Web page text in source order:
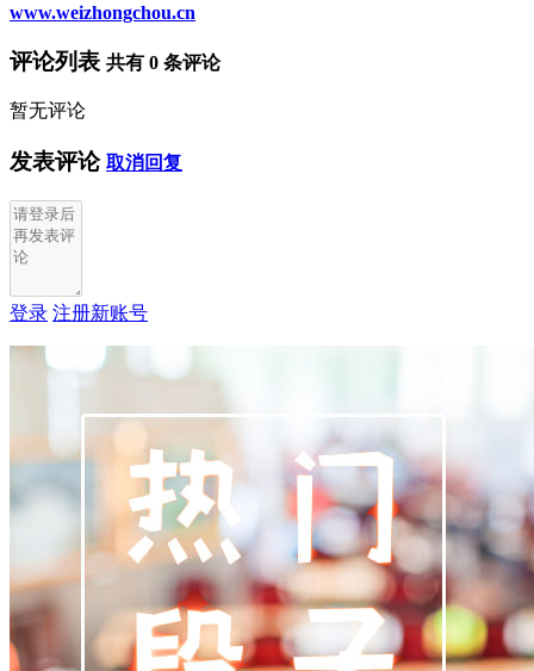
www.weizhongchou.cn
评论列表 共有 0 条评论
暂无评论
发表评论 取消回复
登录 注册新账号